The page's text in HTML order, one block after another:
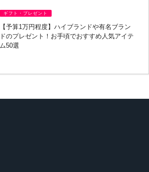
ギフト・プレゼント
【予算1万円程度】ハイブランドや有名ブラン
ドのプレゼント！お手頃でおすすめ人気アイテ
ム50選